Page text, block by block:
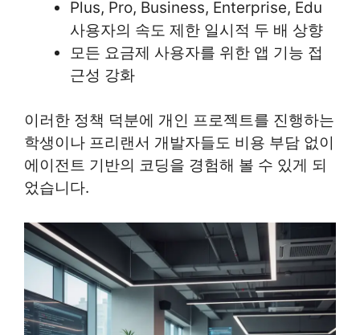
Plus, Pro, Business, Enterprise, Edu
사용자의 속도 제한 일시적 두 배 상향
모든 요금제 사용자를 위한 앱 기능 접
근성 강화
이러한 정책 덕분에 개인 프로젝트를 진행하는
학생이나 프리랜서 개발자들도 비용 부담 없이
에이전트 기반의 코딩을 경험해 볼 수 있게 되
었습니다.